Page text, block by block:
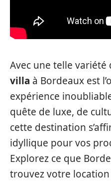
Avec une telle variété
villa à Bordeaux est
expérience
quête de luxe, de
cette destination
idyllique pour vos
Explorez ce que
trouvez votre location